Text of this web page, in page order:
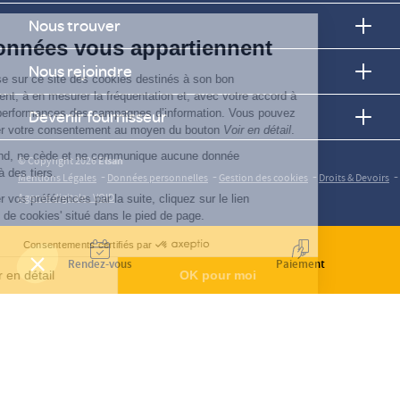
Vos données vous appartiennent
ELSAN utilise sur ce site des cookies destinés à son bon
fonctionnement, à en mesurer la fréquentation et, avec votre accord à
évaluer les performances des campagnes d’information. Vous pouvez
personnaliser votre consentement au moyen du bouton
Voir en détail
Elsan ne vend, ne cède et ne communique aucune donnée
personnelle à des tiers.
Pour modifier vos préférences par la suite, cliquez sur le lien
'Préférences de cookies' situé dans le pied de page.
Consentements certifiés par
Rendez-vous Paiement
Nous trouver
Nous rejoindre
Devenir fournisseur
© Copyright 2026Elsan
Mentions Légales -Données personnelles -Gestion des cookies -Droits & Devoirs -
Agence digitale : VOID